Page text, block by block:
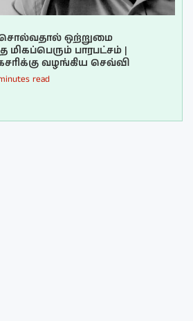
ஒற்றுமை
மிகப்பெரும் பாரபட்சம் |
வழங்கிய செவ்வி
read